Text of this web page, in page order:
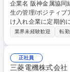
企業名 阪神金属協同組合 求人名 【神戸/女性歓迎】外国人・
生の管理/ポジティブアクション求人★
け入れ企業に定期的
の生活に関するサ
ロー／監理・指導・
ョンの企画・実施 ★
業界未経験歓迎 転勤
正社員
三菱電機株式会社